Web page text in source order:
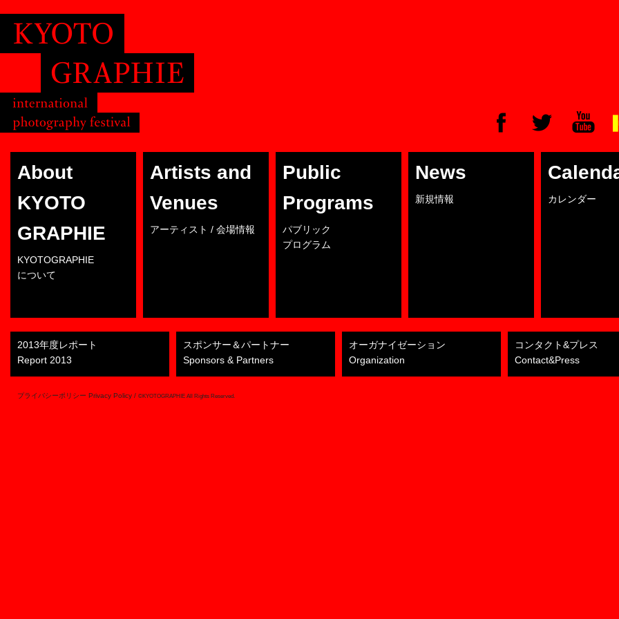
About
KYOTO
GRAPHIE
KYOTOGRAPHIE
について
Artists and
Venues
アーティスト / 会場情報
Public
Programs
パブリック
プログラム
News
新規情報 カレンダー
2013年度レポート
Report 2013
スポンサー＆パートナー
Sponsors & Partners
オーガナイゼーション
Organization
コンタクト&プレス
Contact&Press
プライバシーポリシー Privacy Policy / ©KYOTOGRAPHIE All Rights Reserved.